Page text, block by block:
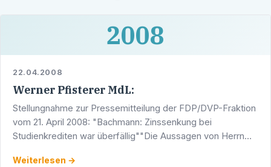
2008
22.04.2008
Werner Pfisterer MdL:
Stellungnahme zur Pressemitteilung der FDP/DVP-Fraktion
vom 21. April 2008: "Bachmann: Zinssenkung bei
Studienkrediten war überfällig""Die Aussagen von Herrn
…
Weiterlesen →